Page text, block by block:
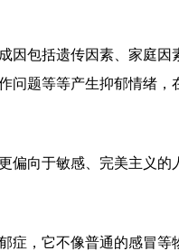
因包括遗传因素、家庭
问题等等产生抑郁情绪
偏向于敏感、完美主义
症，它不像普通的感冒